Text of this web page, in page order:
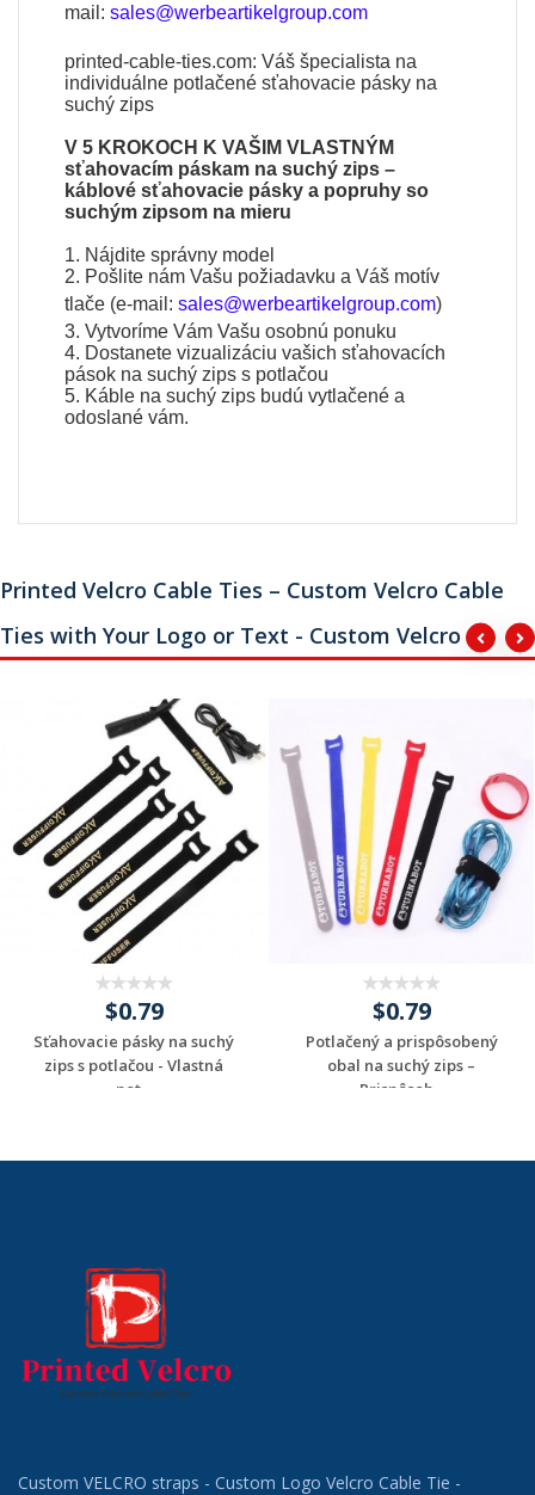
mail:sales@werbeartikelgroup.com
printed-cable-ties.com: Váš špecialista na
individuálne potlačené sťahovacie pásky na
suchý zips
V 5 KROKOCH K VAŠIM VLASTNÝM
sťahovacím páskam na suchý zips –
káblové sťahovacie pásky a popruhy so
suchým zipsom na mieru
1. Nájdite správny model
2. Pošlite nám Vašu požiadavku a Váš motív
tlače (e-mail:sales@werbeartikelgroup.com)
3. Vytvoríme Vám Vašu osobnú ponuku
4. Dostanete vizualizáciu vašich sťahovacích
pások na suchý zips s potlačou
5. Káble na suchý zips budú vytlačené a
odoslané vám.
Printed Velcro Cable Ties – Custom Velcro Cable
Ties with Your Logo or Text - Custom Velcro
$0.79
Sťahovacie pásky na suchý
zips s potlačou - Vlastná
pot...
$0.79
Potlačený a prispôsobený
obal na suchý zips –
Prispôsob...
Custom VELCRO straps - Custom Logo Velcro Cable Tie -